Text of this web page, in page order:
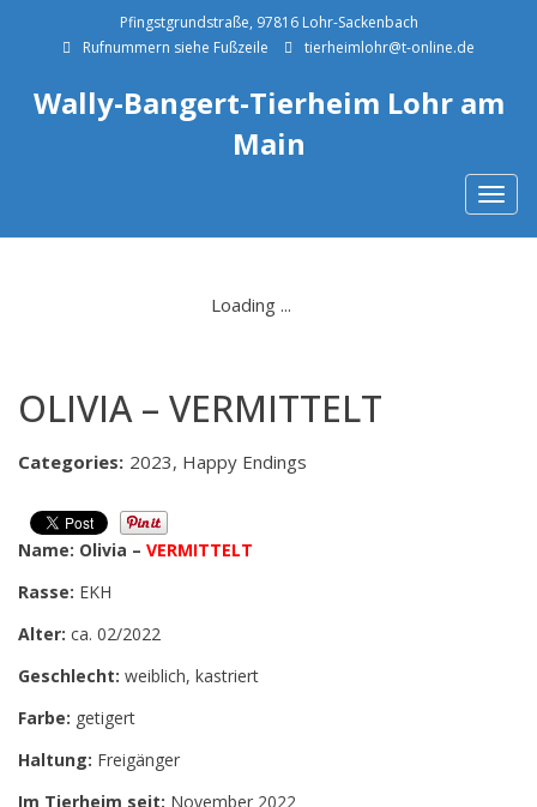
Pfingstgrundstraße, 97816 Lohr-Sackenbach
Rufnummern siehe Fußzeile
tierheimlohr@t-online.de
Wally-Bangert-Tierheim Lohr am
Main
OLIVIA – VERMITTELT
Categories: 2023, Happy Endings
Name: Olivia – VERMITTELT
Rasse: EKH
Alter: ca. 02/2022
Geschlecht: weiblich, kastriert
Farbe: getigert
Haltung: Freigänger
Im Tierheim seit: November 2022